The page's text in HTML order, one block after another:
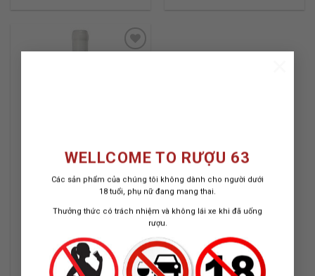
WELLCOME TO RƯỢU 63
Các sản phẩm của chúng tôi không dành cho người dưới
18 tuổi, phụ nữ đang mang thai.
Thưởng thức có trách nhiệm và không lái xe khi đã uống
rượu.
THE CALEY
10.000.000₫